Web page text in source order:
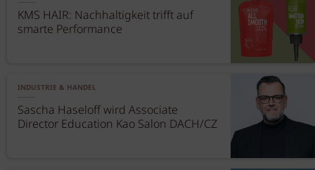
KMS HAIR: Nachhaltigkeit trifft auf
smarte Performance
INDUSTRIE & HANDEL
Sascha Haseloff wird Associate
Director Education Kao Salon DACH/CZ